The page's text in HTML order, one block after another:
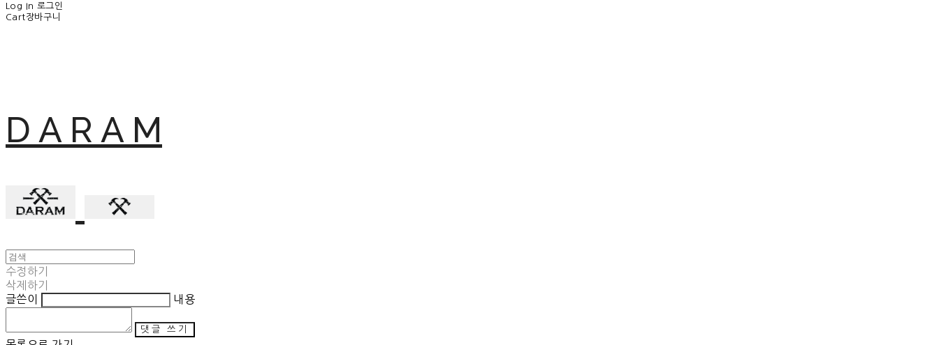
Log In
로그인
Cart장바구니
D A R A M
수정하기
삭제하기
글쓴이
내용
댓글 쓰기